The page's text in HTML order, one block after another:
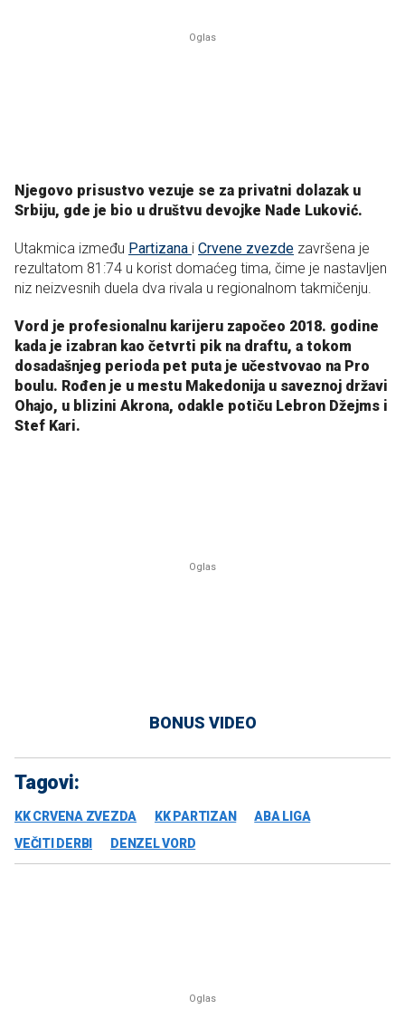
Njegovo prisustvo vezuje se za privatni dolazak u
Srbiju, gde je bio u društvu devojke Nade Luković.
Utakmica između Partizana i Crvene zvezde završena je
rezultatom 81:74 u korist domaćeg tima, čime je nastavljen
niz neizvesnih duela dva rivala u regionalnom takmičenju.
Vord je profesionalnu karijeru započeo 2018. godine
kada je izabran kao četvrti pik na draftu, a tokom
dosadašnjeg perioda pet puta je učestvovao na Pro
boulu. Rođen je u mestu Makedonija u saveznoj državi
Ohajo, u blizini Akrona, odakle potiču Lebron Džejms i
Stef Kari.
BONUS VIDEO
Tagovi:
KK CRVENA ZVEZDA KK PARTIZAN
ABA LIGA
VEČITI DERBI
DENZEL VORD